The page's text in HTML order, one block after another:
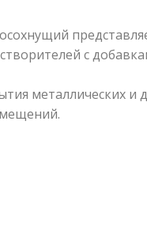
с
металлических и